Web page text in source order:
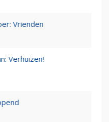
Vrienden
Verhuizen!